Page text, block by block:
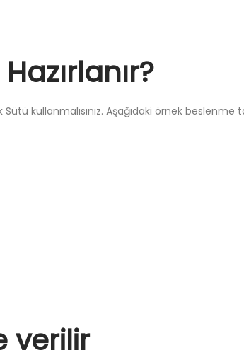
kullanmalısınız. Aşağıdaki örnek
verilir